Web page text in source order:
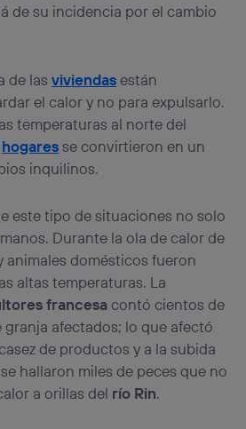
de su incidencia por el cambio
de lasviviendasestán
el calor y no para expulsarlo.
temperaturas al norte del
hogaresse convirtieron en un
inquilinos.
este tipo de situaciones no solo
Durante la ola de calor de
animales domésticos fueron
altas temperaturas. La
francesacontó cientos de
granja afectados; lo que afectó
de productos y a la subida
hallaron miles de peces que no
a orillas del río Rin.